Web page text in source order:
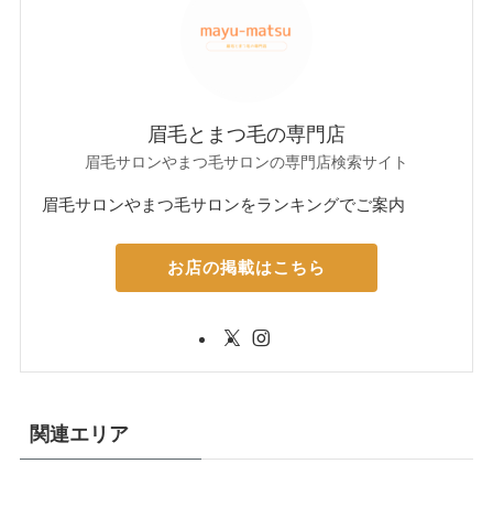
眉毛とまつ毛の専門店
眉毛サロンやまつ毛サロンの専門店検索サイト
眉毛サロンやまつ毛サロンをランキングでご案内
お店の掲載はこちら
関連エリア